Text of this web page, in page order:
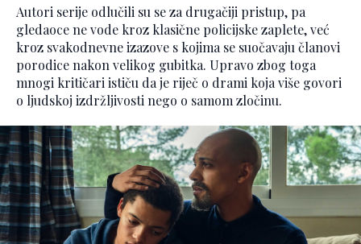
Autori serije odlučili su se za drugačiji pristup, pa
gledaoce ne vode kroz klasične policijske zaplete, već
kroz svakodnevne izazove s kojima se suočavaju članovi
porodice nakon velikog gubitka. Upravo zbog toga
mnogi kritičari ističu da je riječ o drami koja više govori
o ljudskoj izdržljivosti nego o samom zločinu.